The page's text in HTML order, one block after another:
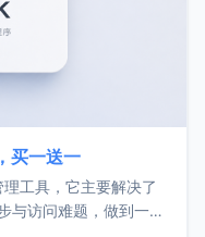
买一送一
工具，它主要解决了
与访问难题，做到一处